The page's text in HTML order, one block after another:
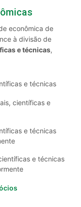
econômica de
à divisão de
e técnicas,
e técnicas
científicas e
e técnicas
e técnicas